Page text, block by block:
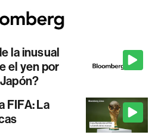
la inusual
el yen por
FIFA: La